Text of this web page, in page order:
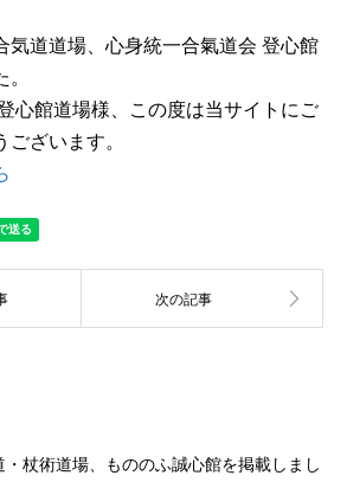
気道道場、心身統一合氣道会 登心館
心館道場様、この度は当サイトにご
ざいます。
杖術道場、もののふ誠心館を掲載しまし